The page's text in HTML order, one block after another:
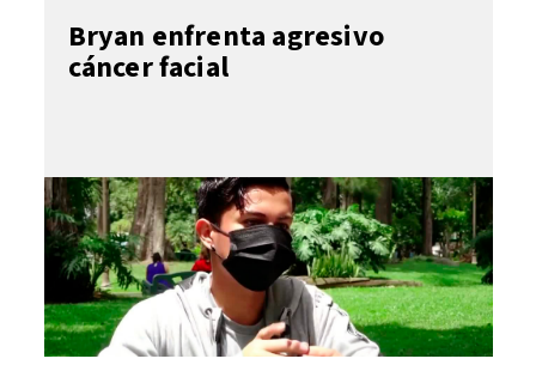
Bryan enfrenta agresivo
cáncer facial